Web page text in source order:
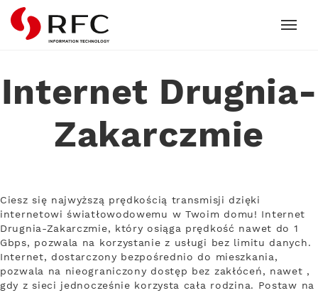
RFC
Internet Drugnia-
Zakarczmie
Ciesz się najwyższą prędkością transmisji dzięki
internetowi światłowodowemu w Twoim domu! Internet
Drugnia-Zakarczmie, który osiąga prędkość nawet do 1
Gbps, pozwala na korzystanie z usługi bez limitu danych.
Internet, dostarczony bezpośrednio do mieszkania,
pozwala na nieograniczony dostęp bez zakłóceń, nawet ,
gdy z sieci jednocześnie korzysta cała rodzina. Postaw na